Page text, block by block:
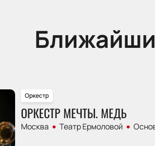
Оркестр
ОРКЕСТР МЕЧТЫ. МЕДЬ
Москва Театр Ермоловой